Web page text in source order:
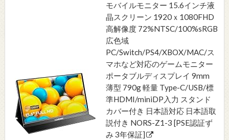
モバイルモニター 15.6インチ液
晶スクリーン 1920ｘ1080FHD
高解像度 72%NTSC/100%sRGB
広色域
PC/Switch/PS4/XBOX/MAC/ス
マホなど対応のゲームモニター
ポータブルディスプレイ 9mm
薄型 790g 軽量 Type-C/USB/標
準HDMI/miniDP入力 スタンド
カバー付き 日本語対応 日本語取
説付き NORS-Z1-3 [PSE認証ず
み 3年保証]